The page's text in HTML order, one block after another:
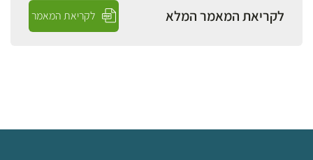
לקריאת המאמר המלא לקריאת המאמר